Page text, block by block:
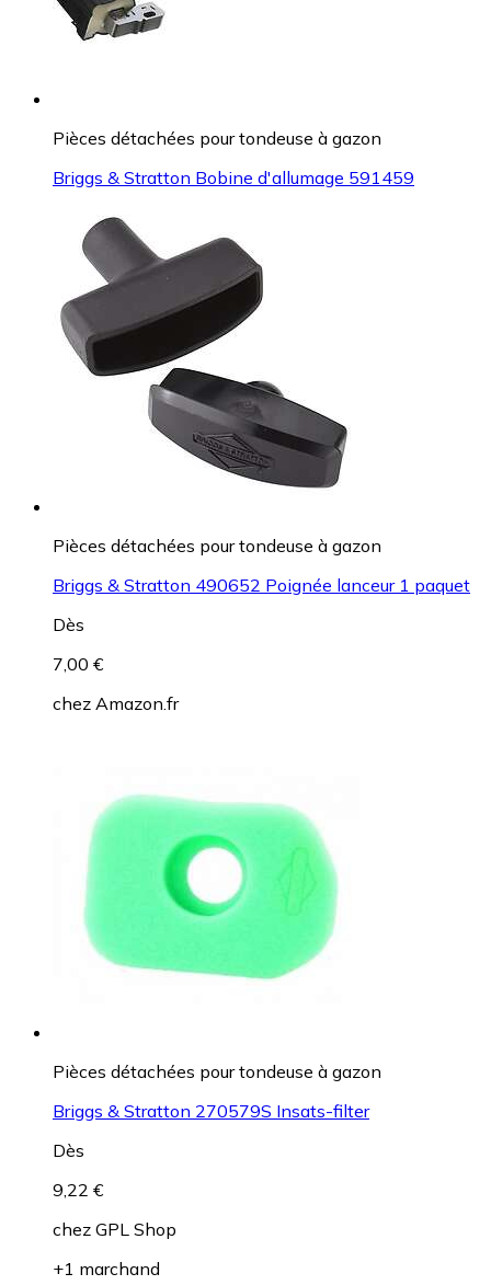
Pièces détachées pour tondeuse à gazon
Briggs & Stratton Bobine d'allumage 591459
Pièces détachées pour tondeuse à gazon
Briggs & Stratton 490652 Poignée lanceur 1 paquet
Dès
7,00 €
chez Amazon.fr
Pièces détachées pour tondeuse à gazon
Briggs & Stratton 270579S Insats-filter
Dès
9,22 €
chez GPL Shop
+1 marchand